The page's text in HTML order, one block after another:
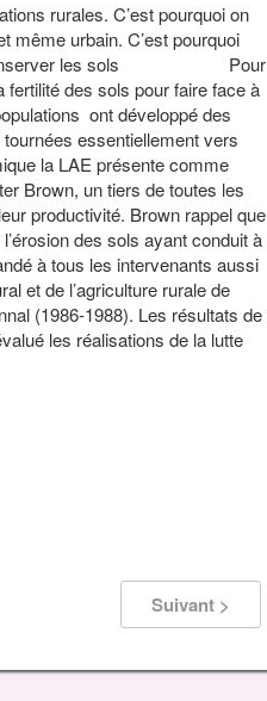
rurales. C’est pourquoi on
même urbain. C’est pourquoi
et de conserver les sols Pour
des sols pour faire face à
ont développé des
essentiellement vers
la LAE présente comme
Brown, un tiers de toutes les
productivité. Brown rappel que
des sols ayant conduit à
à tous les intervenants aussi
et de l’agriculture rurale de
(1986-1988). Les résultats de
les réalisations de la lutte
Suivant >